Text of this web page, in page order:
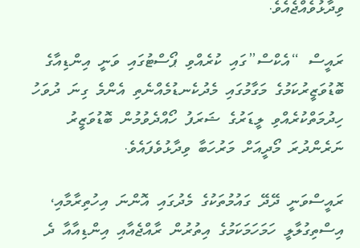
ވިދާޅުވެއްޖެއެވެ.
ރައީސް “އެކްސް”ގައި ކުރެއްވި ޕޯސްޓުގައި ވަނީ އިންޑިއާގެ
ބޮޑުވަޒީރުކަމުގެ މަގާމުގައި މެދުކެނޑުމެއްނެތި އެންމެ ގިނަ ދުވަހު
ހިދުމަތްކުރެއްވި ލީޑަރުގެ ޝަރަފު ހޯއްދެވުމުން ބޮޑުވަޒީރު
ނަރެންދުރަ މޯދީއަށް މަރުހަބާ ވިދާޅުވެފައެވެ.
ރައީސްވަނީ ދޭދޭ ގައުމުތަކުގެ މެދުގައި އޮންނަ އިހުތިރާމާއި،
އިސްތިގުލާލީ ހަމަހަމަކަމުގެ އިތުރުން ރާއްޖެއާއި އިންޑިއާއާ ދެ